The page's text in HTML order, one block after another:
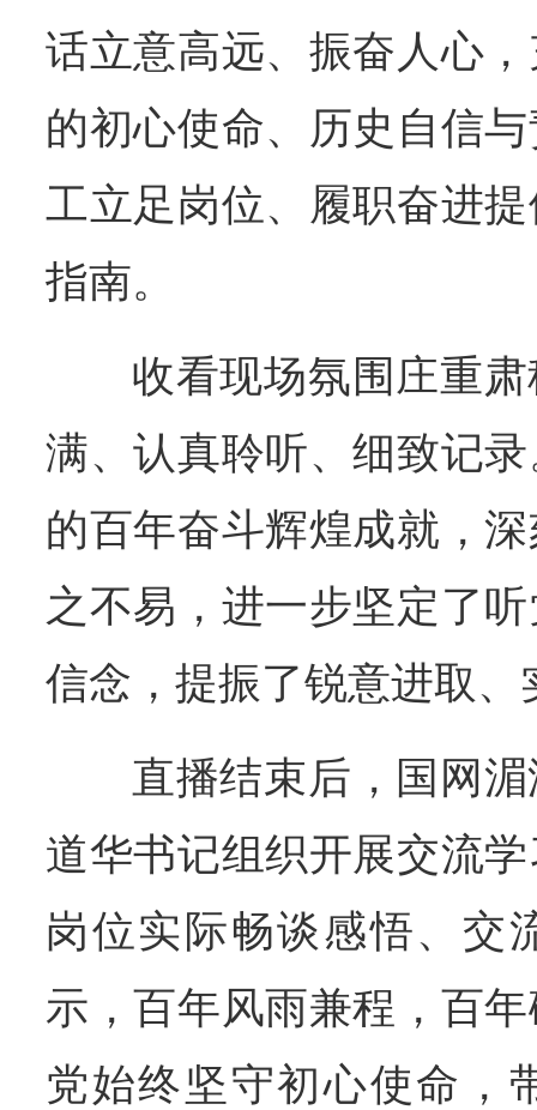
话立意高远、振奋人心
的初心使命、历史自信
工立足岗位、履职奋进
指南。
收看现场氛围庄重
满、认真聆听、细致记
的百年奋斗辉煌成就，
之不易，进一步坚定了
信念，提振了锐意进取
直播结束后，国网
道华书记组织开展交流
岗位实际畅谈感悟、交
示，百年风雨兼程，百
党始终坚守初心使命，